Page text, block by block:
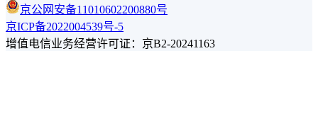
京公网安备11010602200880号
京ICP备2022004539号-5
增值电信业务经营许可证：京B2-20241163